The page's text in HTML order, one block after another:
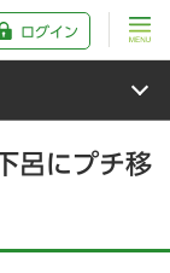
ログイン
呂にプチ移